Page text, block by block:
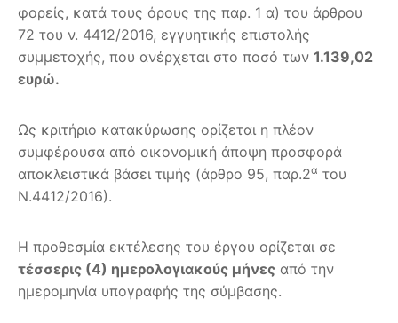
φορείς, κατά τους όρους της παρ. 1 α) του άρθρου
72 του ν. 4412/2016, εγγυητικής επιστολής
συμμετοχής, που ανέρχεται στο ποσό των 1.139,02
ευρώ.
Ως κριτήριο κατακύρωσης ορίζεται η πλέον
συμφέρουσα από οικονομική άποψη προσφορά
αποκλειστικά βάσει τιμής (άρθρο 95, παρ.2α του
Ν.4412/2016).
Η προθεσμία εκτέλεσης του έργου ορίζεται σε
τέσσερις (4) ημερολογιακούς μήνες από την
ημερομηνία υπογραφής της σύμβασης.